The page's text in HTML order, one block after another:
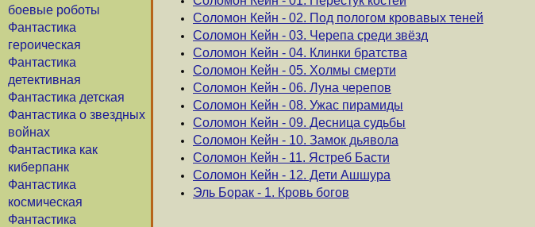
боевые роботы
Фантастика
героическая
Фантастика
детективная
Фантастика детская
Фантастика о звездных
войнах
Фантастика как
киберпанк
Фантастика
космическая
Фантастика
Соломон Кейн - 02. Под пологом кровавых теней
Соломон Кейн - 03. Черепа среди звёзд
Соломон Кейн - 04. Клинки братства
Соломон Кейн - 05. Холмы смерти
Соломон Кейн - 06. Луна черепов
Соломон Кейн - 08. Ужас пирамиды
Соломон Кейн - 09. Десница судьбы
Соломон Кейн - 10. Замок дьявола
Соломон Кейн - 11. Ястреб Басти
Соломон Кейн - 12. Дети Ашшура
Эль Борак - 1. Кровь богов